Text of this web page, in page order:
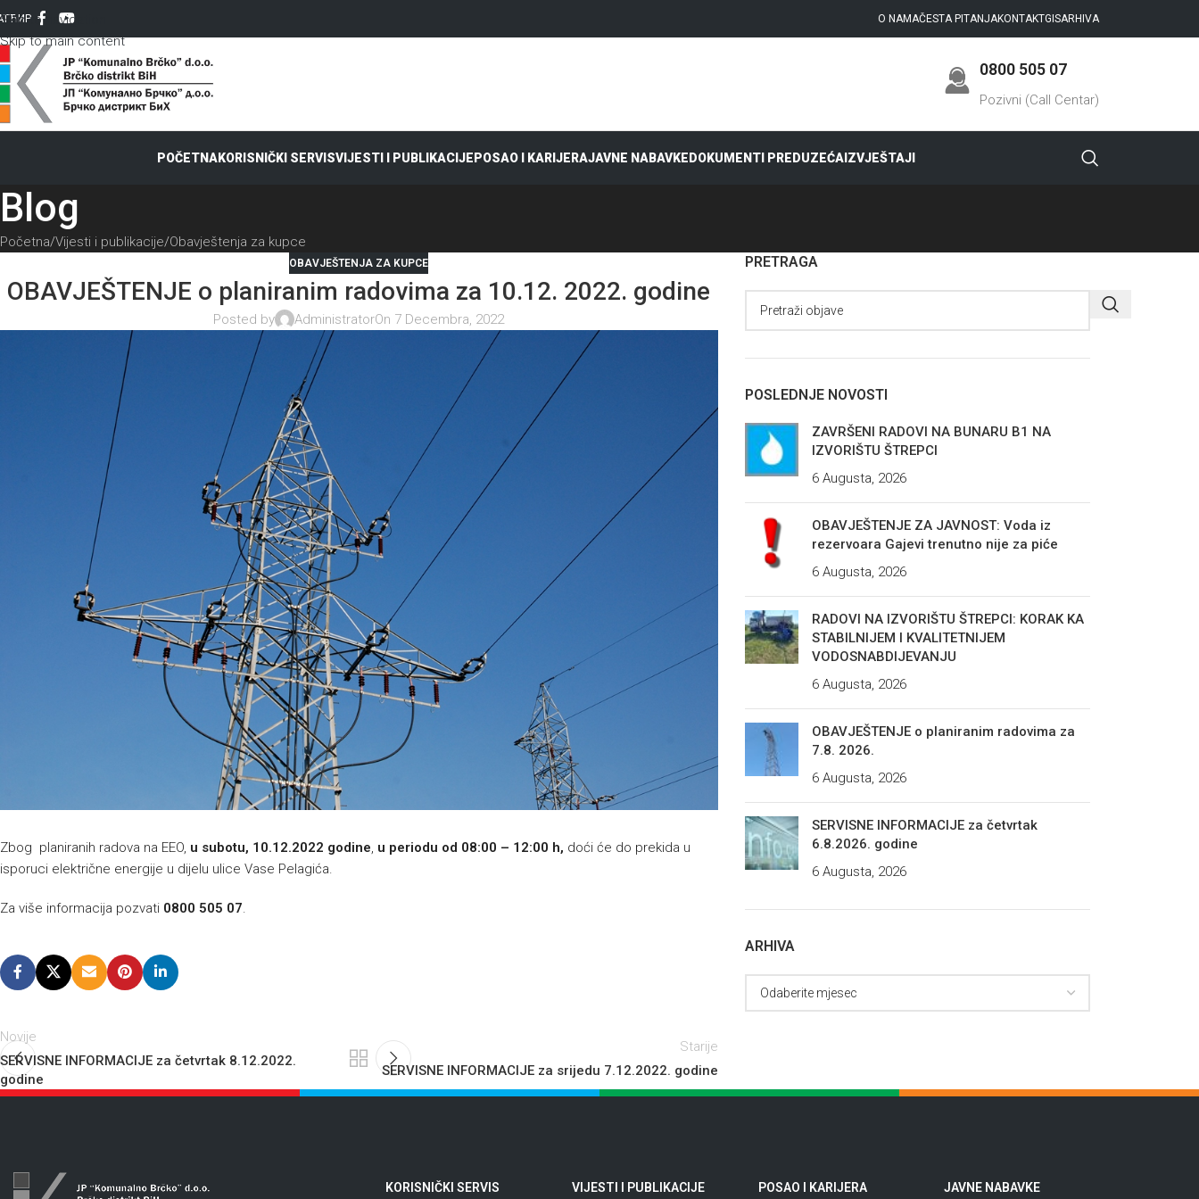
Skip to navigation
Skip to main content
ЋИР O NAMAČESTA PITANJAKONTAKTGISARHIVA
0800 505 07
Pozivni (Call Centar)
POČETNAKORISNIČKI SERVISVIJESTI I PUBLIKACIJEPOSAO I KARIJERAJAVNE NABAVKEDOKUMENTI PREDUZEĆAIZVJEŠTAJI
Blog
Početna Vijesti i publikacije Obavještenja za kupce
OBAVJEŠTENJA ZA KUPCE
OBAVJEŠTENJE o planiranim radovima za 10.12. 2022. godine
Posted by AdministratorOn 7 Decembra, 2022
Zbog planiranih radova na EEO, u subotu, 10.12.2022 godine, u periodu od 08:00 – 12:00 h, doći će do prekida u
isporuci električne energije u dijelu ulice Vase Pelagića.
Za više informacija pozvati 0800 505 07.
Novije
SERVISNE INFORMACIJE za četvrtak 8.12.2022.
godine
Starije
SERVISNE INFORMACIJE za srijedu 7.12.2022. godine
PRETRAGA
POSLEDNJE NOVOSTI
ZAVRŠENI RADOVI NA BUNARU B1 NA
IZVORIŠTU ŠTREPCI
6 Augusta, 2026
OBAVJEŠTENJE ZA JAVNOST: Voda iz
rezervoara Gajevi trenutno nije za piće
6 Augusta, 2026
RADOVI NA IZVORIŠTU ŠTREPCI: KORAK KA
STABILNIJEM I KVALITETNIJEM
VODOSNABDIJEVANJU
6 Augusta, 2026
OBAVJEŠTENJE o planiranim radovima za
7.8. 2026.
6 Augusta, 2026
SERVISNE INFORMACIJE za četvrtak
6.8.2026. godine
6 Augusta, 2026
ARHIVA
KORISNIČKI SERVIS VIJESTI I PUBLIKACIJE POSAO I KARIJERA JAVNE NABAVKE